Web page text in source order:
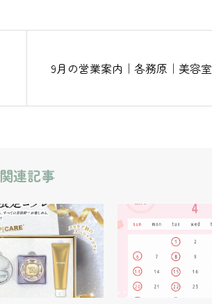
9月の営業案内｜各務原｜美容室
関連記事